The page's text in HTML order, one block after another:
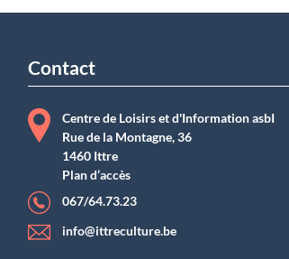
Contact
Centre de Loisirs et d'Information asbI
Rue de la Montagne, 36
1460 Ittre
Plan d’accès
067/64.73.23
info@ittreculture.be